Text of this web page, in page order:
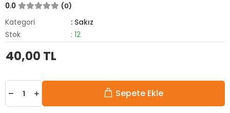
0.0 (0)
Kategori
: Sakız
Stok
: 12
40,00 TL
Sepete Ekle